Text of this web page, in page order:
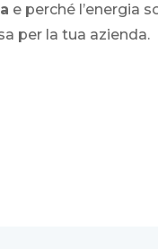
e perché l’energia
per la tua azienda.